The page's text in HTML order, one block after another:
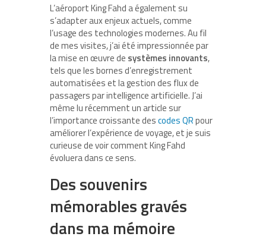
L’aéroport King Fahd a également su
s’adapter aux enjeux actuels, comme
l’usage des technologies modernes. Au fil
de mes visites, j’ai été impressionnée par
la mise en œuvre de systèmes innovants,
tels que les bornes d’enregistrement
automatisées et la gestion des flux de
passagers par intelligence artificielle. J’ai
même lu récemment un article sur
l’importance croissante descodes QRpour
améliorer l’expérience de voyage, et je suis
curieuse de voir comment King Fahd
évoluera dans ce sens.
Des souvenirs
mémorables gravés
dans ma mémoire